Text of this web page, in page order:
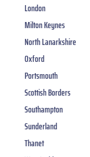
London
Milton Keynes
North Lanarkshire
Oxford
Portsmouth
Scottish Borders
Southampton
Sunderland
Thanet